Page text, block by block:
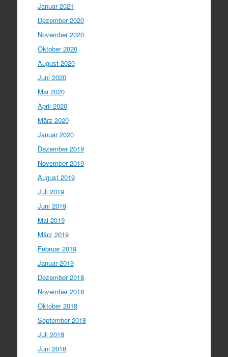
Januar 2021
Dezember 2020
November 2020
Oktober 2020
August 2020
Juni 2020
Mai 2020
April 2020
März 2020
Januar 2020
Dezember 2019
November 2019
August 2019
Juli 2019
Juni 2019
Mai 2019
März 2019
Februar 2019
Januar 2019
Dezember 2018
November 2018
Oktober 2018
September 2018
Juli 2018
Juni 2018